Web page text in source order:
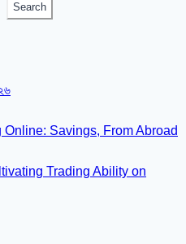
Search
Savings, From Abroad
Trading Ability on